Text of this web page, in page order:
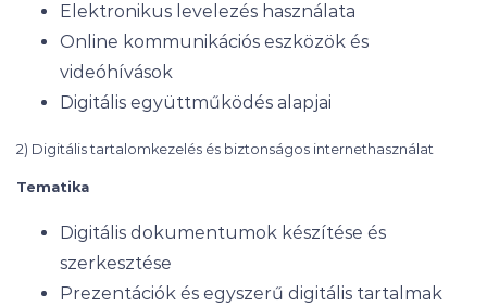
Elektronikus levelezés használata
Online kommunikációs eszközök és
videóhívások
Digitális együttműködés alapjai
2) Digitális tartalomkezelés és biztonságos internethasználat
Tematika
Digitális dokumentumok készítése és
szerkesztése
Prezentációk és egyszerű digitális tartalmak